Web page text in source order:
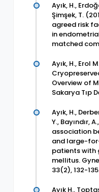
Ayık, H.,
Şimşek, T.
agreed risk
in
matched
Ayık, H.,
Overview of
Sakarya Tıp
Ayık, H.,
Y., Bayındır,
association
and large-
patients with
mellitus.
33(2), 132-
Ayık H.,